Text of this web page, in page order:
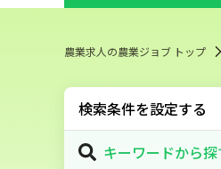
農業求人の農業ジョブ トップ
検索条件を設定する
キーワードから探